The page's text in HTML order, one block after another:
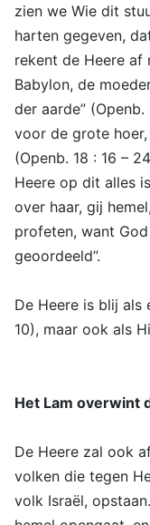
zien we Wie dit
harten gegeven,
rekent de Heere af
Babylon, de
der aarde”
voor de grote
(Openb. 18 : 16 –
Heere op dit alles
over haar, gij
profeten, want
geoordeeld”.
De Heere is blij als
10), maar ook als
Het Lam overwint
De Heere zal ook
volken die tegen
volk Israël,